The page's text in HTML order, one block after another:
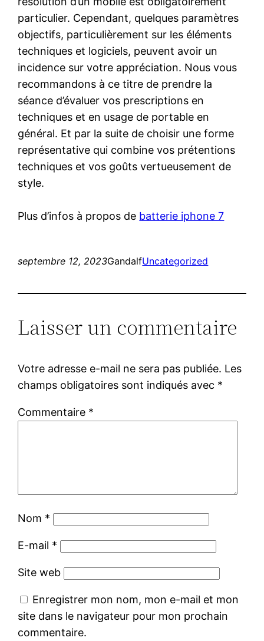
particulier. Cependant, quelques paramètres
objectifs, particulièrement sur les éléments
techniques et logiciels, peuvent avoir un
incidence sur votre appréciation. Nous vous
recommandons à ce titre de prendre la
séance d’évaluer vos prescriptions en
techniques et en usage de portable en
général. Et par la suite de choisir une forme
représentative qui combine vos prétentions
techniques et vos goûts vertueusement de
style.
Plus d’infos à propos de batterie iphone 7
septembre 12, 2023GandalfUncategorized
Laisser un commentaire
Votre adresse e-mail ne sera pas publiée. Les
champs obligatoires sont indiqués avec *
Commentaire *
Nom *
E-mail *
Site web
Enregistrer mon nom, mon e-mail et mon
site dans le navigateur pour mon prochain
commentaire.